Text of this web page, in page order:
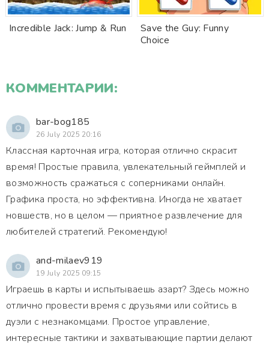
Incredible Jack: Jump & Run
Save the Guy: Funny
Choice
КОММЕНТАРИИ:
bar-bog185
26 July 2025 20:16
Классная карточная игра, которая отлично скрасит
время! Простые правила, увлекательный геймплей и
возможность сражаться с соперниками онлайн.
Графика проста, но эффективна. Иногда не хватает
новшеств, но в целом — приятное развлечение для
любителей стратегий. Рекомендую!
and-milaev919
19 July 2025 09:15
Играешь в карты и испытываешь азарт? Здесь можно
отлично провести время с друзьями или сойтись в
дуэли с незнакомцами. Простое управление,
интересные тактики и захватывающие партии делают